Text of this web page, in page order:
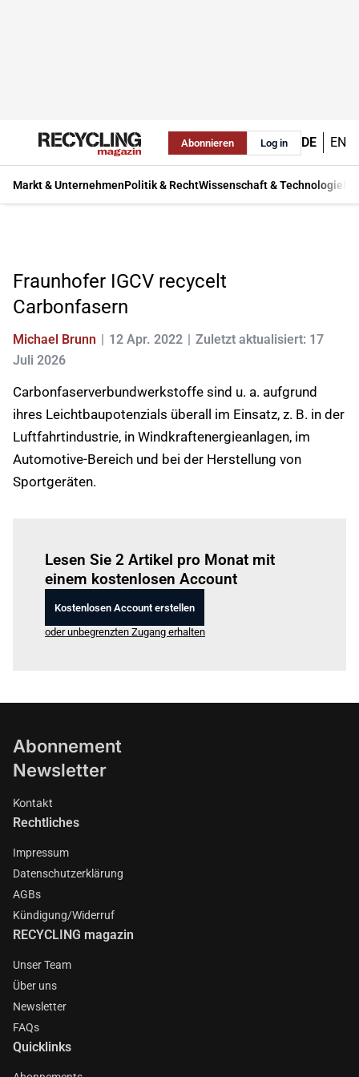
Abonnieren Log in DE EN
Markt & UnternehmenPolitik & RechtWissenschaft & Technologie
Fraunhofer IGCV recycelt
Carbonfasern
Michael Brunn 12 Apr. 2022
Zuletzt aktualisiert: 17
Juli 2026
Carbonfaserverbundwerkstoffe sind u. a. aufgrund
ihres Leichtbaupotenzials überall im Einsatz, z. B. in der
Luftfahrtindustrie, in Windkraftenergieanlagen, im
Automotive-Bereich und bei der Herstellung von
Sportgeräten.
Lesen Sie 2 Artikel pro Monat mit
einem kostenlosen Account
Kostenlosen Account erstellen
oder unbegrenzten Zugang erhalten
Abonnement
Newsletter
Kontakt
Rechtliches
Impressum
Datenschutzerklärung
AGBs
Kündigung/Widerruf
RECYCLING magazin
Unser Team
Über uns
Newsletter
FAQs
Quicklinks